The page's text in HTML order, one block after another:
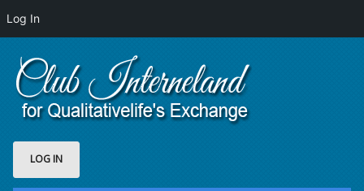
Log In
LOG IN